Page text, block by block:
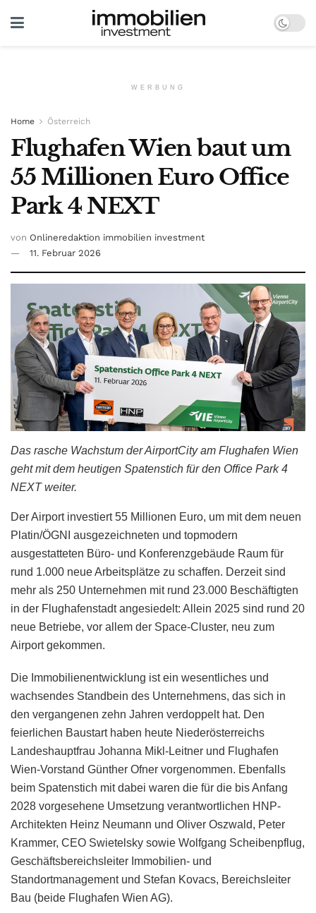
WERBUNG
Home Österreich
Flughafen Wien baut um
55 Millionen Euro Office
Park 4 NEXT
von Onlineredaktion immobilien investment
11. Februar 2026
Das rasche Wachstum der AirportCity am Flughafen Wien
geht mit dem heutigen Spatenstich für den Office Park 4
NEXT weiter.
Der Airport investiert 55 Millionen Euro, um mit dem neuen
Platin/ÖGNI ausgezeichneten und topmodern
ausgestatteten Büro- und Konferenzgebäude Raum für
rund 1.000 neue Arbeitsplätze zu schaffen. Derzeit sind
mehr als 250 Unternehmen mit rund 23.000 Beschäftigten
in der Flughafenstadt angesiedelt: Allein 2025 sind rund 20
neue Betriebe, vor allem der Space-Cluster, neu zum
Airport gekommen.
Die Immobilienentwicklung ist ein wesentliches und
wachsendes Standbein des Unternehmens, das sich in
den vergangenen zehn Jahren verdoppelt hat. Den
feierlichen Baustart haben heute Niederösterreichs
Landeshauptfrau Johanna Mikl-Leitner und Flughafen
Wien-Vorstand Günther Ofner vorgenommen. Ebenfalls
beim Spatenstich mit dabei waren die für die bis Anfang
2028 vorgesehene Umsetzung verantwortlichen HNP-
Architekten Heinz Neumann und Oliver Oszwald, Peter
Krammer, CEO Swietelsky sowie Wolfgang Scheibenpflug,
Geschäftsbereichsleiter Immobilien- und
Standortmanagement und Stefan Kovacs, Bereichsleiter
Bau (beide Flughafen Wien AG).